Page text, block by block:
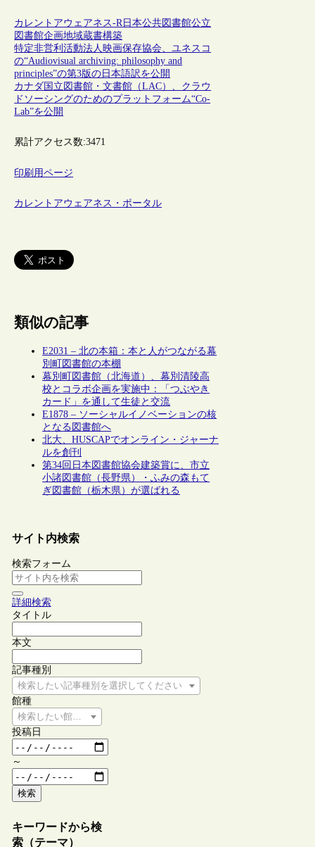
カレントアウェアネス-R日本公共図書館公立
図書館企画地域蔵書構築
特定非営利活動法人映画保存協会、ユネスコ
の“Audiovisual archiving: philosophy and
principles”の第3版の日本語訳を公開
カナダ国立図書館・文書館（LAC）、クラウ
ドソーシングのためのプラットフォーム“Co-
Lab”を公開
累計アクセス数:3471
印刷用ページ
カレントアウェアネス・ポータル
類似の記事
E2031 – 北の本箱：本と人がつながる幕
別町図書館の本棚
幕別町図書館（北海道）、幕別清陵高
校とコラボ企画を実施中：「つぶやき
カード」を通して生徒と交流
E1878 – ソーシャルイノベーションの核
となる図書館へ
北大、HUSCAPでオンライン・ジャーナ
ルを創刊
第34回日本図書館協会建築賞に、市立
小諸図書館（長野県）・ふみの森もて
ぎ図書館（栃木県）が選ばれる
サイト内検索
検索フォーム
詳細検索
タイトル
本文
記事種別
検索したい記事種別を選択してください
館種
検索したい館種を選択してください
投稿日
～
検索
キーワードから検
索（テーマ）